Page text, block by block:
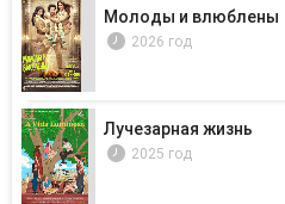
Молоды и влюблены
2026 год
Лучезарная жизнь
2025 год